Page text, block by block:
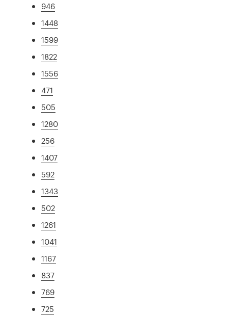
946
1448
1599
1822
1556
471
505
1280
256
1407
592
1343
502
1261
1041
1167
837
769
725